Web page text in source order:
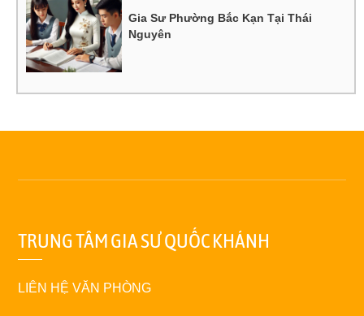
Gia Sư Phường Bắc Kạn Tại Thái
Nguyên
TRUNG TÂM GIA SƯ QUỐC KHÁNH
LIÊN HỆ VĂN PHÒNG